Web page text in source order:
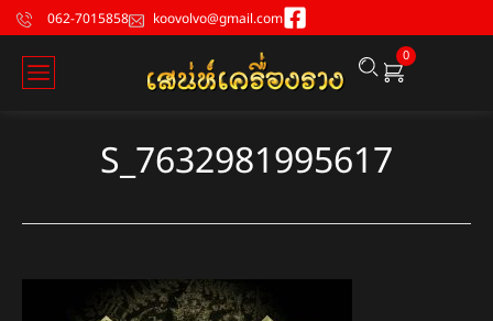
062-7015858 koovolvo@gmail.com
0
S_7632981995617